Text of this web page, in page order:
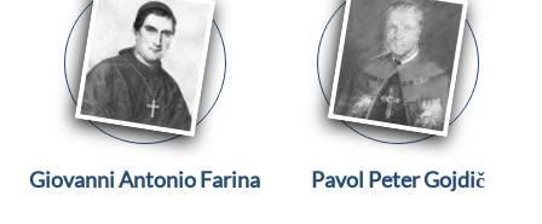
Giovanni Antonio Farina Pavol Peter Gojdič